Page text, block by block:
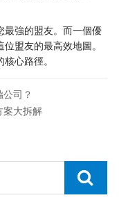
最強的盟友。而一個優
盟友的最高效地圖。
心路徑。
司？
案大拆解